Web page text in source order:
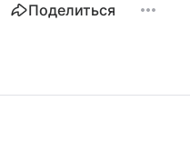
Поделиться